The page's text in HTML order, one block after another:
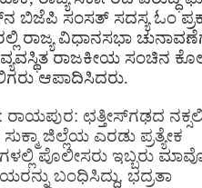
ಬಿಜೆಪಿ ಸಂಸತ್ ಸದಸ್ಯ ಓಂ
ರಾಜ್ಯ ವಿಧಾನಸಭಾ
ರಾಜಕೀಯ ಸಂಚಿನ
ಆಪಾದಿಸಿದರು.
ರಾಯಪುರ: ಛತ್ತೀಸ್ಗಢದ
ಸುಕ್ಮಾ ಜಿಲ್ಲೆಯ ಎರಡು ಪ್ರತ್ಯೇಕ
ಪೊಲೀಸರು ಇಬ್ಬರು
ಬಂಧಿಸಿದ್ದು, ಭದ್ರತಾ